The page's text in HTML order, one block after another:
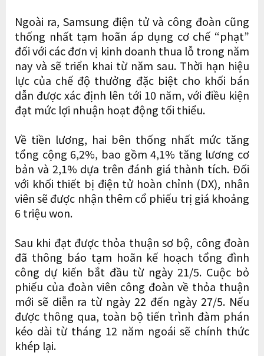
Ngoài ra, Samsung điện tử và công đoàn cũng
thống nhất tạm hoãn áp dụng cơ chế “phạt”
đối với các đơn vị kinh doanh thua lỗ trong năm
nay và sẽ triển khai từ năm sau. Thời hạn hiệu
lực của chế độ thưởng đặc biệt cho khối bán
dẫn được xác định lên tới 10 năm, với điều kiện
đạt mức lợi nhuận hoạt động tối thiểu.
Về tiền lương, hai bên thống nhất mức tăng
tổng cộng 6,2%, bao gồm 4,1% tăng lương cơ
bản và 2,1% dựa trên đánh giá thành tích. Đối
với khối thiết bị điện tử hoàn chỉnh (DX), nhân
viên sẽ được nhận thêm cổ phiếu trị giá khoảng
6 triệu won.
Sau khi đạt được thỏa thuận sơ bộ, công đoàn
đã thông báo tạm hoãn kế hoạch tổng đình
công dự kiến bắt đầu từ ngày 21/5. Cuộc bỏ
phiếu của đoàn viên công đoàn về thỏa thuận
mới sẽ diễn ra từ ngày 22 đến ngày 27/5. Nếu
được thông qua, toàn bộ tiến trình đàm phán
kéo dài từ tháng 12 năm ngoái sẽ chính thức
khép lại.